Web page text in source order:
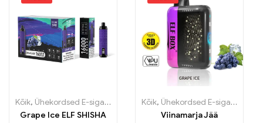
Kõik, Ühekordsed E-sigaretid Ühekordsed e-sigaretid Eestis
Grape Ice ELF SHISHA
Kõik, Ühekordsed E-sigaretid
Viinamarja Jää